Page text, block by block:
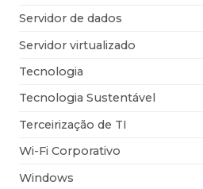
Servidor de dados
Servidor virtualizado
Tecnologia
Tecnologia Sustentável
Terceirização de TI
Wi-Fi Corporativo
Windows